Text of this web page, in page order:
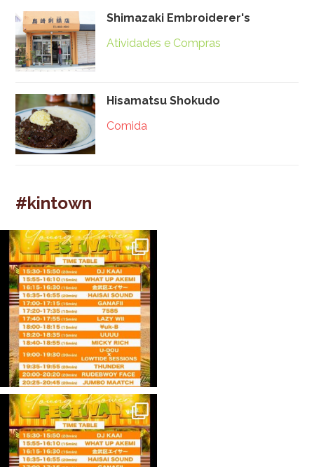
Shimazaki Embroiderer's
Atividades e Compras
Hisamatsu Shokudo
Comida
#kintown